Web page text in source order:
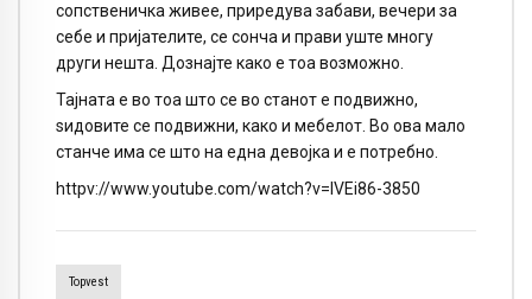
сопственичка живее, приредува забави, вечери за
себе и пријателите, се сонча и прави уште многу
други нешта. Дознајте како е тоа возможно.
Тајната е во тоа што се во станот е подвижно,
ѕидовите се подвижни, како и мебелот. Во ова мало
станче има се што на една девојка и е потребно.
httpv://www.youtube.com/watch?v=lVEi86-3850
Topvest